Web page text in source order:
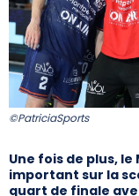
©PatriciaSports
Une fois de plus,
important sur la
quart de finale